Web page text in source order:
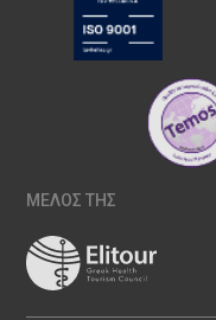
ΜΕΛΟΣ ΤΗΣ